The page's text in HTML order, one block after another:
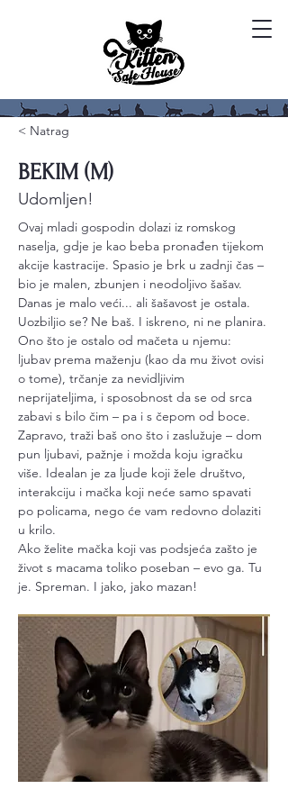
< Natrag
BEKIM (M)
Udomljen!
Ovaj mladi gospodin dolazi iz romskog
naselja, gdje je kao beba pronađen tijekom
akcije kastracije. Spasio je brk u zadnji čas –
bio je malen, zbunjen i neodoljivo šašav.
Danas je malo veći... ali šašavost je ostala.
Uozbiljio se? Ne baš. I iskreno, ni ne planira.
Ono što je ostalo od mačeta u njemu:
ljubav prema maženju (kao da mu život ovisi
o tome), trčanje za nevidljivim
neprijateljima, i sposobnost da se od srca
zabavi s bilo čim – pa i s čepom od boce.
Zapravo, traži baš ono što i zaslužuje – dom
pun ljubavi, pažnje i možda koju igračku
više. Idealan je za ljude koji žele društvo,
interakciju i mačka koji neće samo spavati
po policama, nego će vam redovno dolaziti
u krilo.
Ako želite mačka koji vas podsjeća zašto je
život s macama toliko poseban – evo ga. Tu
je. Spreman. I jako, jako mazan!